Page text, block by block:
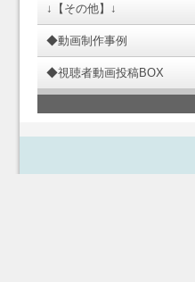
↓【その他】↓
◆動画制作事例
◆視聴者動画投稿BOX